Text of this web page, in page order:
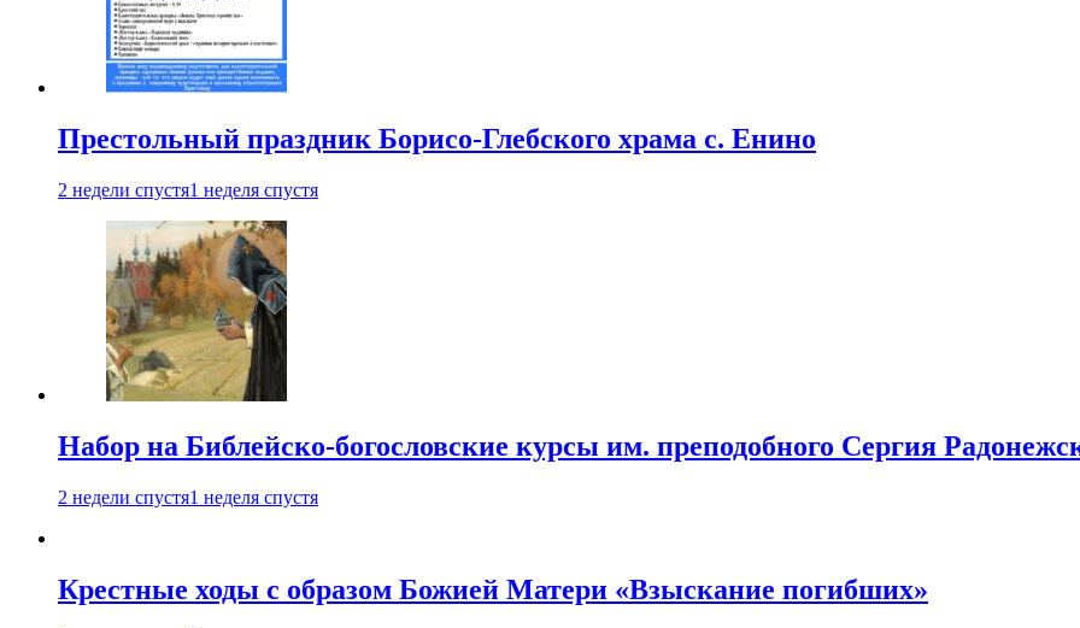
Престольный праздник Борисо-Глебского храма с. Енино
2 недели спустя1 неделя спустя
Набор на Библейско-богословские курсы им. преподобного Сергия
2 недели спустя1 неделя спустя
Крестные ходы с образом Божией Матери «Взыскание погибших»